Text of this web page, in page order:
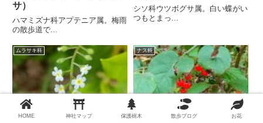
サ）
ハマミズナ科アプテニア属。梅雨
の散歩道で...
シソ科ウツボグサ属。白い蝶がい
つもとまっ...
ムラサキ科
キュウリグサ
ナス科
マルバノホロシ
HOME 神社マップ 保護樹木 散歩ブログ お花